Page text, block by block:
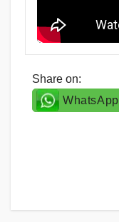
Share on:
WhatsApp